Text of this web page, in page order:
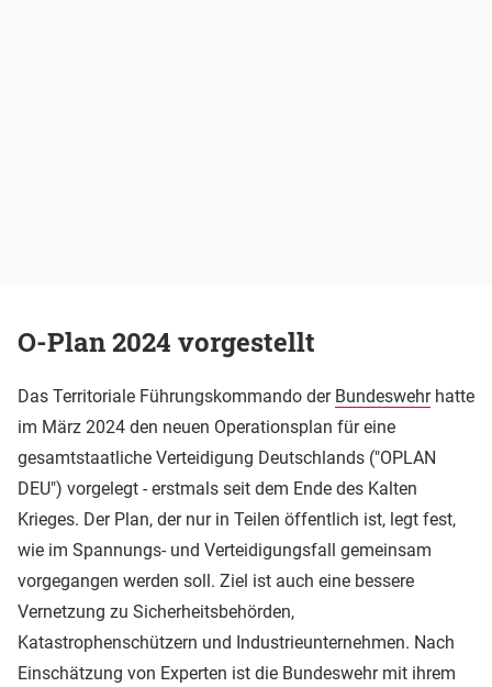
O-Plan 2024 vorgestellt
Das Territoriale Führungskommando der Bundeswehrhatte
im März 2024 den neuen Operationsplan für eine
gesamtstaatliche Verteidigung Deutschlands ("OPLAN
DEU") vorgelegt - erstmals seit dem Ende des Kalten
Krieges. Der Plan, der nur in Teilen öffentlich ist, legt fest,
wie im Spannungs- und Verteidigungsfall gemeinsam
vorgegangen werden soll. Ziel ist auch eine bessere
Vernetzung zu Sicherheitsbehörden,
Katastrophenschützern und Industrieunternehmen. Nach
Einschätzung von Experten ist die Bundeswehr mit ihrem